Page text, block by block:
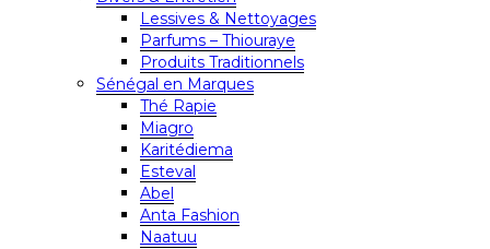
Lessives & Nettoyages
Parfums – Thiouraye
Produits Traditionnels
Sénégal en Marques
Thé Rapie
Miagro
Karitédiema
Esteval
Abel
Anta Fashion
Naatuu